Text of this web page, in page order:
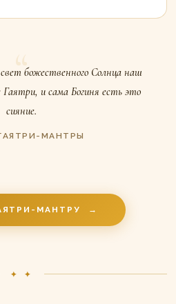
божественного Солнца наш
и сама Богиня есть это
сияние.
МАНТРЫ
МАНТРУ →
✦ ✦